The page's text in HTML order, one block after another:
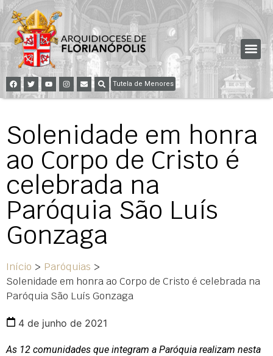
Tutela de Menores
Solenidade em honra
ao Corpo de Cristo é
celebrada na
Paróquia São Luís
Gonzaga
Início > Paróquias >
Solenidade em honra ao Corpo de Cristo é celebrada na
Paróquia São Luís Gonzaga
4 de junho de 2021
As 12 comunidades que integram a Paróquia realizam nesta